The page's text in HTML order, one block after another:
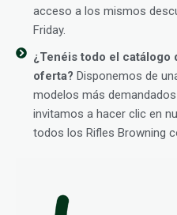
acceso a los mismos
Friday.
¿Tenéis todo el catálogo
oferta? Disponemos de
modelos más
invitamos a hacer clic en
todos los Rifles Browning